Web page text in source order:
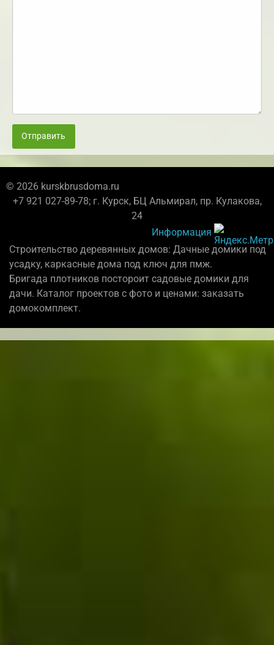
Отправить
© 2026 kurskbrusdoma.ru
+7 921 027-89-78; г. Курск, БЦ Альмирал, пр. Кулакова,
24
Информация
Строительство деревянных домов: Дачные домики под
усадку, каркасные дома под ключ для пмж.
Бригада плотников постороит садовые домики для
дачи. Каталог проектов с фото и ценами: заказать
домокомплект.